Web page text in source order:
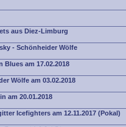
aus Diez-Limburg
- Schönheider Wölfe
Blues am 17.02.2018
Wölfe am 03.02.2018
am 20.01.2018
Icefighters am 12.11.2017 (Pokal)